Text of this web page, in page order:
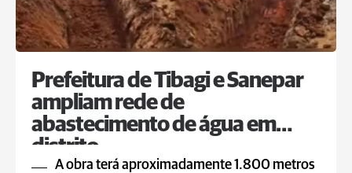
Prefeitura de Tibagi e Sanepar
ampliam rede de
abastecimento de água em
distrito
A obra terá aproximadamente 1.800 metros